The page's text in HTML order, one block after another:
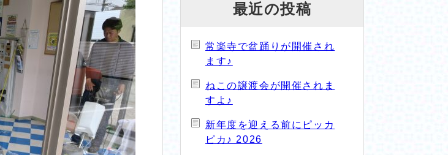
最近の投稿
常楽寺で盆踊りが開催され
ます♪
ねこの譲渡会が開催されま
すよ♪
新年度を迎える前にピッカ
ピカ♪ 2026